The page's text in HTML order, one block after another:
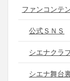
ファンコンテ
公式ＳＮＳ
シエナクラ
シエナ舞台